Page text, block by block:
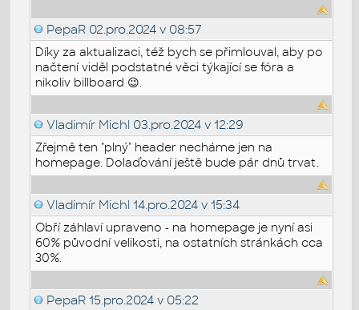
PepaR 02.pro.2024 v 08:57
Díky za aktualizaci, též bych se přimlouval, aby po
načtení viděl podstatné věci týkající se fóra a
nikoliv billboard 😉.
Vladimír Michl 03.pro.2024 v 12:29
Zřejmě ten "plný" header necháme jen na
homepage. Dolaďování ještě bude pár dnů trvat.
Vladimír Michl 14.pro.2024 v 15:34
Obří záhlaví upraveno - na homepage je nyní asi
60% původní velikosti, na ostatních stránkách cca
30%.
PepaR 15.pro.2024 v 05:22